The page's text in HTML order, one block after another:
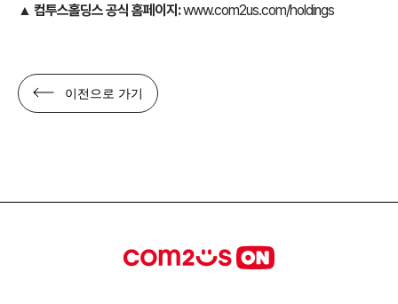
▲ 컴투스홀딩스 공식 홈페이지:www.com2us.com/holdings
이전으로 가기